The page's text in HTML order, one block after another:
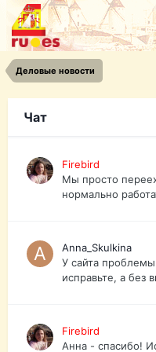
Деловые новости
Чат
Телеграмм
Firebird
Друзья - из
Firebird
Мы просто
нормально
Anna_Skulkina
У сайта
исправьте, а без
Firebird
Анна - спасибо!